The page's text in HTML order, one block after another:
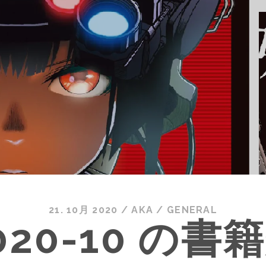
21. 10月 2020 /AKA / GENERAL
10 の書